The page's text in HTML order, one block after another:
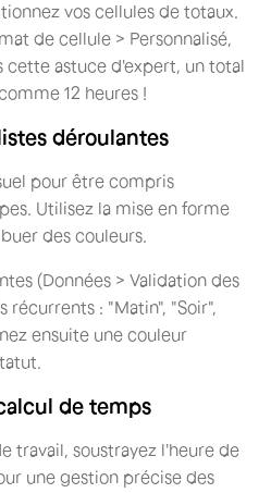
vos cellules de totaux.
de cellule > Personnalisé,
cette astuce d'expert, un total
12 heures !
déroulantes
pour être compris
Utilisez la mise en forme
des couleurs.
(Données > Validation des
récurrents : "Matin", "Soir",
ensuite une couleur
de temps
travail, soustrayez l'heure de
une gestion précise des